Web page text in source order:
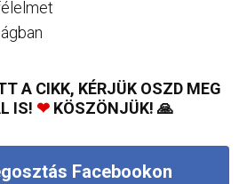
A CIKK, KÉRJÜK OSZD MEG
IS! ❤KÖSZÖNJÜK! 🙏
Facebookon